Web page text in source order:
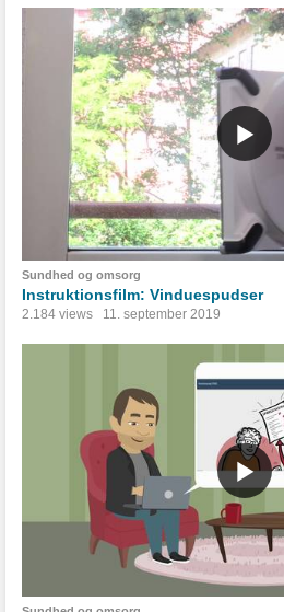
Sundhed og omsorg
Instruktionsfilm: Vinduespudser
2.184 views 11. september 2019